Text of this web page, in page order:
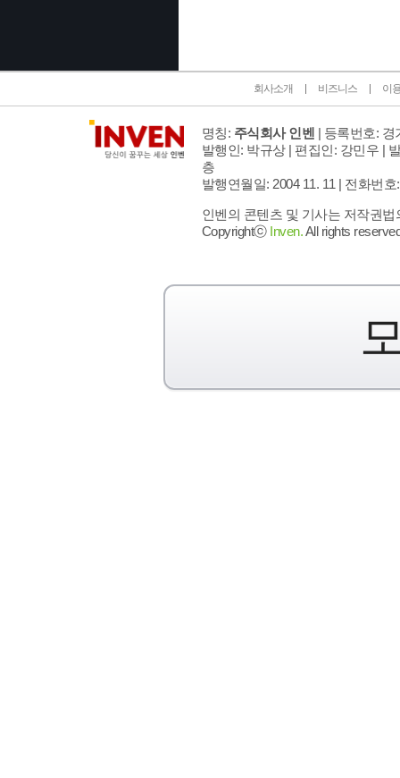
회사소개 비즈니스 이
명칭: 주식회사 인벤 | 등록번호: 경
발행인: 박규상 | 편집인: 강민우 |
층
발행연월일: 2004 11. 11 | 전화번호
인벤의 콘텐츠 및 기사는 저작권
Copyrightⓒ Inven.All rights